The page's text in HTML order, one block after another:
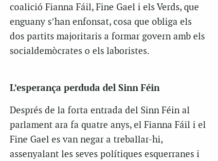
coalició Fianna Fáil, Fine Gael i els Verds, que
enguany s’han enfonsat, cosa que obliga els
dos partits majoritaris a formar govern amb els
socialdemòcrates o els laboristes.
L’esperança perduda del Sinn Féin
Després de la forta entrada del Sinn Féin al
parlament ara fa quatre anys, el Fianna Fáil i el
Fine Gael es van negar a treballar-hi,
assenyalant les seves polítiques esquerranes i